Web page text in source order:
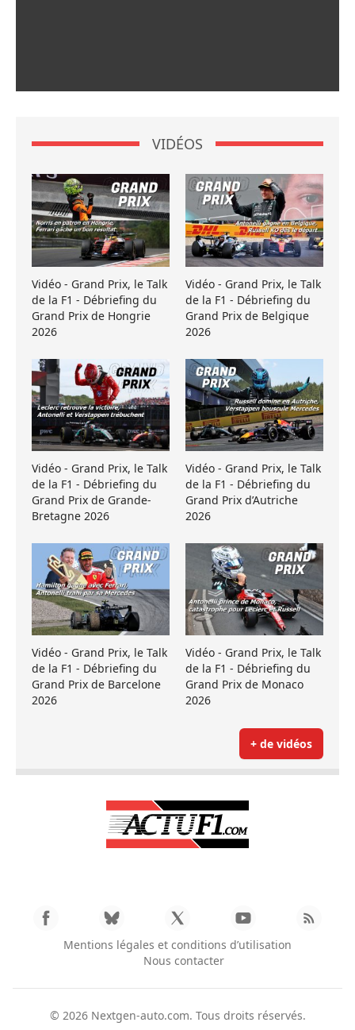
VIDÉOS
Vidéo - Grand Prix, le Talk
de la F1 - Débriefing du
Grand Prix de Hongrie
2026
Vidéo - Grand Prix, le Talk
de la F1 - Débriefing du
Grand Prix de Belgique
2026
Vidéo - Grand Prix, le Talk
de la F1 - Débriefing du
Grand Prix de Grande-
Bretagne 2026
Vidéo - Grand Prix, le Talk
de la F1 - Débriefing du
Grand Prix d’Autriche
2026
Vidéo - Grand Prix, le Talk
de la F1 - Débriefing du
Grand Prix de Barcelone
2026
Vidéo - Grand Prix, le Talk
de la F1 - Débriefing du
Grand Prix de Monaco
2026
+ de vidéos
Mentions légales et conditions d’utilisation
Nous contacter
© 2026 Nextgen-auto.com. Tous droits réservés.